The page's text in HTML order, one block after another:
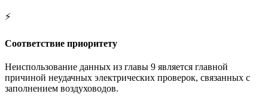
⚡
Соответствие приоритету
Неиспользование данных из главы 9 является главной
причиной неудачных электрических проверок, связанных с
заполнением воздуховодов.